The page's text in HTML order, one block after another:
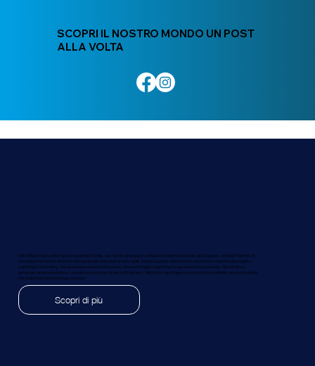
SCOPRI IL NOSTRO MONDO UN POST
ALLA VOLTA
Eden Village è parte del progetto LagoMago Family, una rete di campeggi a conduzione familiare situati sul Lago Maggiore, uniti dall’obiettivo di
valorizzare il territorio e offrire un'esperienza indimenticabile ai nostri ospiti. Grazie a questa collaborazione, sono nate le mascotte del progetto:
Lago Mago, Eva e Jerry, che raccontano una storia di amicizia, amore per il lago e rispetto per la sua natura incontaminata. Ogni struttura
partecipa a questa avventura, creando momenti speciali per tutti i visitatori. Visita il sito Lago Mago per scoprire tutte le attività, eventi e sorprese
che ti aspettano durante la tua vacanza!
Scopri di più